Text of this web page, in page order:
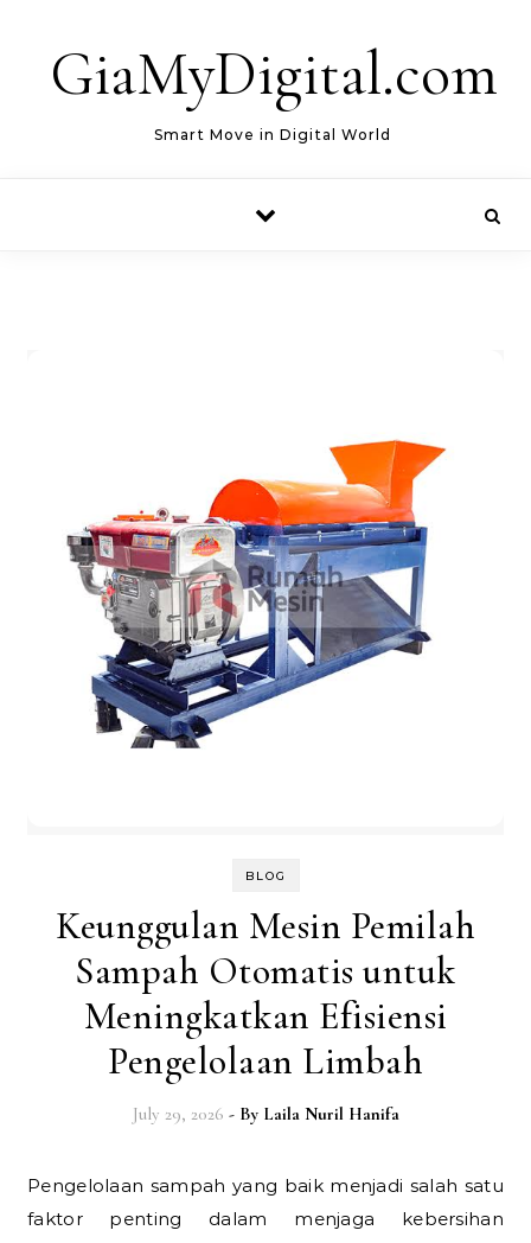
GiaMyDigital.com
Smart Move in Digital World
BLOG
Keunggulan Mesin Pemilah
Sampah Otomatis untuk
Meningkatkan Efisiensi
Pengelolaan Limbah
July 29, 2026 - By Laila Nuril Hanifa
Pengelolaan sampah yang baik menjadi salah satu
faktor penting dalam menjaga kebersihan